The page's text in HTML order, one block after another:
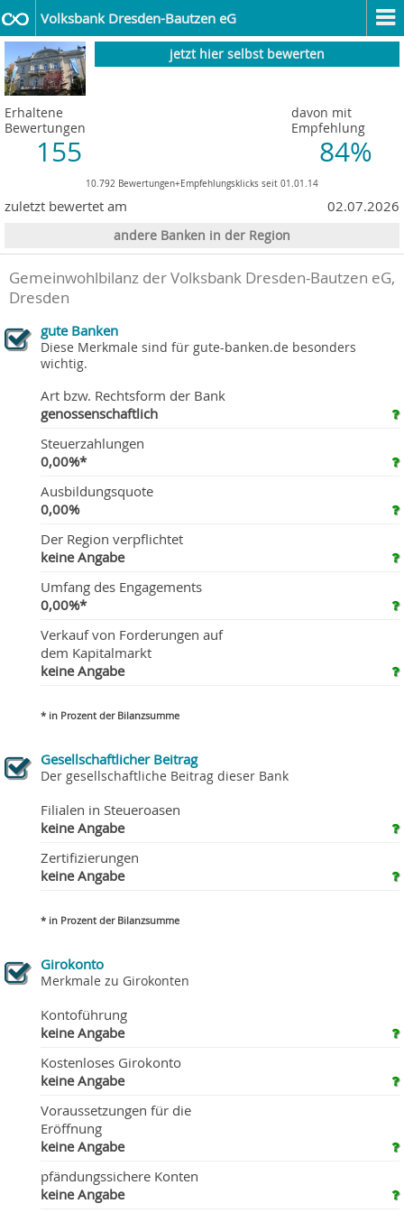
Volksbank Dresden-Bautzen eG
jetzt hier selbst bewerten
Erhaltene
Bewertungen
155
davon mit
Empfehlung
84%
10.792 Bewertungen+Empfehlungsklicks seit 01.01.14
zuletzt bewertet am 02.07.2026
andere Banken in der Region
Gemeinwohlbilanz der Volksbank Dresden-Bautzen eG,
Dresden
gute Banken
Diese Merkmale sind für gute-banken.de besonders
wichtig.
Art bzw. Rechtsform der Bank
genossenschaftlich
Steuerzahlungen
0,00%*
Ausbildungsquote
0,00%
Der Region verpflichtet
keine Angabe
Umfang des Engagements
0,00%*
Verkauf von Forderungen auf
dem Kapitalmarkt
keine Angabe
* in Prozent der Bilanzsumme
Gesellschaftlicher Beitrag
Der gesellschaftliche Beitrag dieser Bank
Filialen in Steueroasen
keine Angabe
Zertifizierungen
keine Angabe
* in Prozent der Bilanzsumme
Girokonto
Merkmale zu Girokonten
Kontoführung
keine Angabe
Kostenloses Girokonto
keine Angabe
Voraussetzungen für die
Eröffnung
keine Angabe
pfändungssichere Konten
keine Angabe